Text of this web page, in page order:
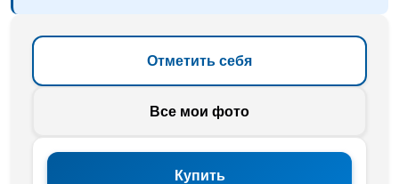
Отметить себя
Все мои фото
Купить